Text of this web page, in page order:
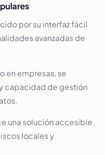
por su interfaz fácil
avanzadas de
en empresas, se
capacidad de gestión
una solución accesible
locales y